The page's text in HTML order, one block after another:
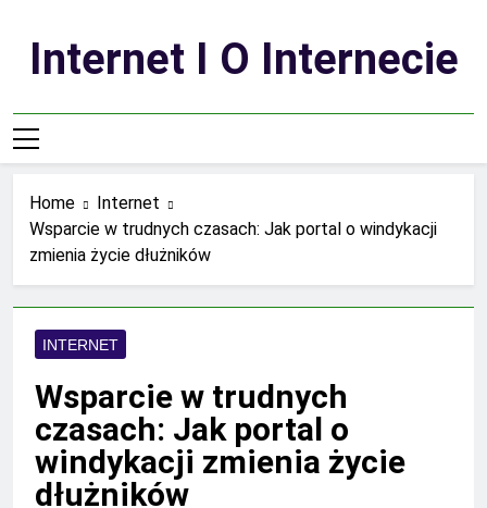
contentInternet I O Internecie
Home
Internet
Wsparcie w trudnych czasach: Jak portal o windykacji
zmienia życie dłużników
INTERNET
Wsparcie w trudnych
czasach: Jak portal o
windykacji zmienia życie
dłużników